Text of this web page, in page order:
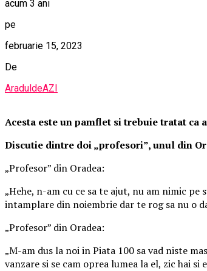
acum 3 ani
pe
februarie 15, 2023
De
AraduldeAZI
Acesta este un pamflet si trebuie tratat ca
Discutie dintre doi „profesori”, unul din
„Profesor” din Oradea:
„Hehe, n-am cu ce sa te ajut, nu am nimic
intamplare din noiembrie dar te rog sa nu o
„Profesor” din Oradea:
„M-am dus la noi in Piata 100 sa vad niste
vanzare si se cam oprea lumea la el, zic hai si